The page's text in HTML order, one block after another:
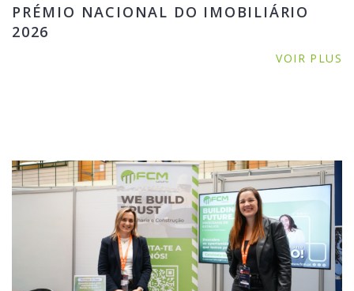
PRÉMIO NACIONAL DO IMOBILIÁRIO
2026
VOIR PLUS